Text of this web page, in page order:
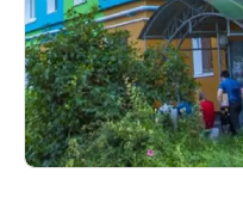
Разрешение на
Разрешение на
Разрешение на
Разрешение на
Разрешение на
Разрешение на
Разрешение на
Разрешение на
Разрешение на